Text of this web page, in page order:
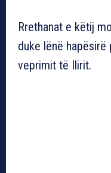
Rrethanat e këtij
duke lënë
veprimit të Ilirit.